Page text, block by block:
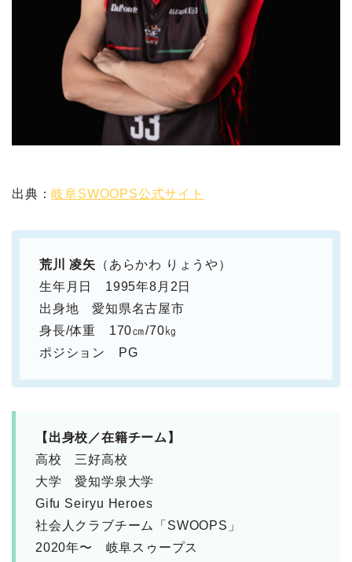
出典：岐阜SWOOPS公式サイト
荒川 凌矢 （あらかわ りょうや）
生年月日 1995年8月2日
出身地 愛知県名古屋市
身長/体重 170㎝/70㎏
ポジション PG
【出身校／在籍チーム】
高校 三好高校
大学 愛知学泉大学
Gifu Seiryu Heroes
社会人クラブチーム「SWOOPS」
2020年〜 岐阜スゥープス